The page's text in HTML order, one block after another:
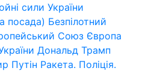
сили України
посада) Безпілотний
Союз Європа
Дональд Трамп
Путін Ракета. Поліція.